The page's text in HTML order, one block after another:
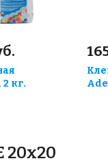
кг.
20x20